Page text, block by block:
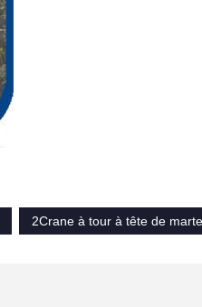
2Crane à tour à tête de